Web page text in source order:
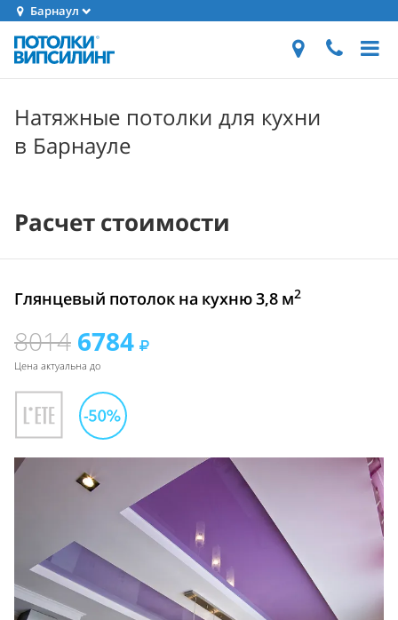
Барнаул
Натяжные потолки для кухни
в Барнауле
Расчет стоимости
Глянцевый потолок на кухню 3,8 м2
8014 6784
Цена актуальна до